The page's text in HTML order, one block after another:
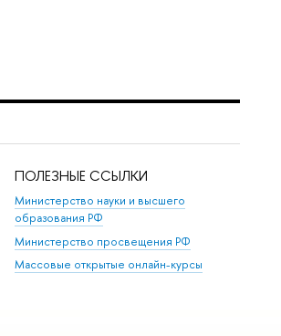
ПОЛЕЗНЫЕ ССЫЛКИ
Министерство науки и высшего
образования РФ
Министерство просвещения РФ
Массовые открытые онлайн-курсы